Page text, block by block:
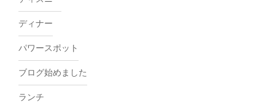
ディナー
パワースポット
ブログ始めました
ランチ